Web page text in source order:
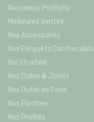
Nouveaux Produits
Meilleures Ventes
Nos Accessoires
Nos Parquets Contrecollés
Sol Stratifié
Nos Colles & Joints
Nos Outils de Pose
Nos Plinthes
Nos Profilés